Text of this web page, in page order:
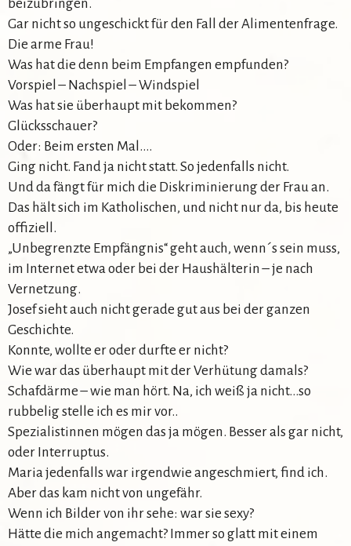
beizubringen.
Gar nicht so ungeschickt für den Fall der Alimentenfrage.
Die arme Frau!
Was hat die denn beim Empfangen empfunden?
Vorspiel – Nachspiel – Windspiel
Was hat sie überhaupt mit bekommen?
Glücksschauer?
Oder: Beim ersten Mal….
Ging nicht. Fand ja nicht statt. So jedenfalls nicht.
Und da fängt für mich die Diskriminierung der Frau an.
Das hält sich im Katholischen, und nicht nur da, bis heute
offiziell.
„Unbegrenzte Empfängnis“ geht auch, wenn´s sein muss,
im Internet etwa oder bei der Haushälterin – je nach
Vernetzung.
Josef sieht auch nicht gerade gut aus bei der ganzen
Geschichte.
Konnte, wollte er oder durfte er nicht?
Wie war das überhaupt mit der Verhütung damals?
Schafdärme – wie man hört. Na, ich weiß ja nicht…so
rubbelig stelle ich es mir vor..
Spezialistinnen mögen das ja mögen. Besser als gar nicht,
oder Interruptus.
Maria jedenfalls war irgendwie angeschmiert, find ich.
Aber das kam nicht von ungefähr.
Wenn ich Bilder von ihr sehe: war sie sexy?
Hätte die mich angemacht? Immer so glatt mit einem